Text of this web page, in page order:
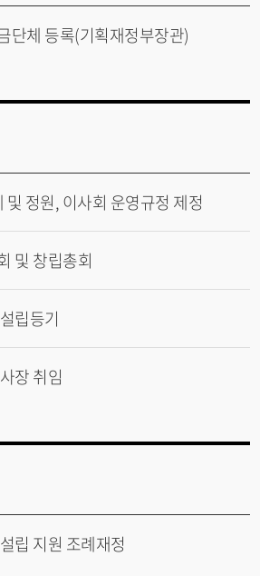
단체 등록(기획재정부장관)
및 정원, 이사회 운영규정 제정
및 창립총회
립등기
장 취임
립 지원 조례재정